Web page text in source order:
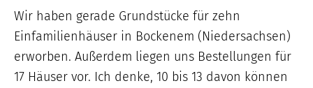
Wir haben gerade Grundstücke für zehn
Einfamilienhäuser in Bockenem (Niedersachsen)
erworben. Außerdem liegen uns Bestellungen für
17 Häuser vor. Ich denke, 10 bis 13 davon können